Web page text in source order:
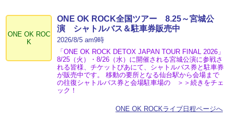
ONE OK ROC
K
ONE OK ROCK全国ツアー 8.25～宮城公
演 シャトルバス＆駐車券販売中
2026/8/5 am9時
「ONE OK ROCK DETOX JAPAN TOUR FINAL 2026」
8/25（火）・8/26（水）に開催される宮城公演に参戦さ
れる皆様、チケットぴあにて、シャトルバス券と駐車券
が販売中です。 移動の要所となる仙台駅から会場まで
の往復シャトルバス券と会場駐車場の ＞＞続きをチェ
ック！
ONE OK ROCKライブ日程ページへ